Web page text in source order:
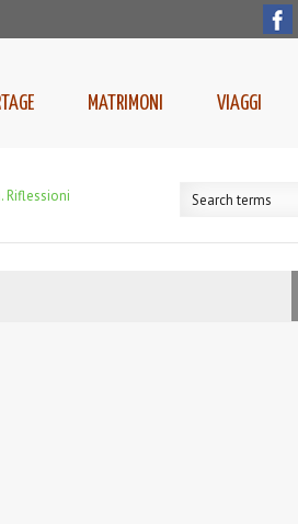
MATRIMONI VIAGGI
Riflessioni